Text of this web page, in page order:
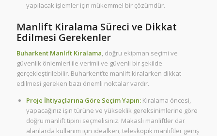
yapılacak işlemler için mükemmel bir çözümdür.
Manlift Kiralama Süreci ve Dikkat
Edilmesi Gerekenler
Buharkent Manlift Kiralama, doğru ekipman seçimi ve
güvenlik önlemleri ile verimli ve güvenli bir şekilde
gerçekleştirilebilir. Buharkent’te manlift kiralarken dikkat
edilmesi gereken bazı önemli noktalar vardır.
Proje İhtiyaçlarına Göre Seçim Yapın:Kiralama öncesi,
yapacağınız işin türüne ve yükseklik gereksinimlerine göre
doğru manlift tipini seçmelisiniz. Makaslı manliftler dar
alanlarda kullanım için idealken, teleskopik manliftler geniş